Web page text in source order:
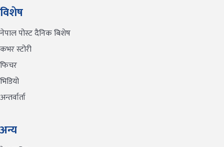
विशेष
नेपाल पोस्ट दैनिक बिशेष
कभर स्टोरी
फिचर
भिडियो
अन्तर्वार्ता
अन्य